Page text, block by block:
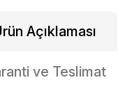
Açıklaması
ve Teslimat